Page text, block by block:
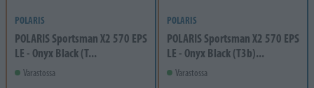
POLARIS
POLARIS Sportsman X2 570 EPS
LE - Onyx Black (T...
Varastossa
POLARIS
POLARIS Sportsman X2 570 EPS
LE - Onyx Black (T3b)...
Varastossa